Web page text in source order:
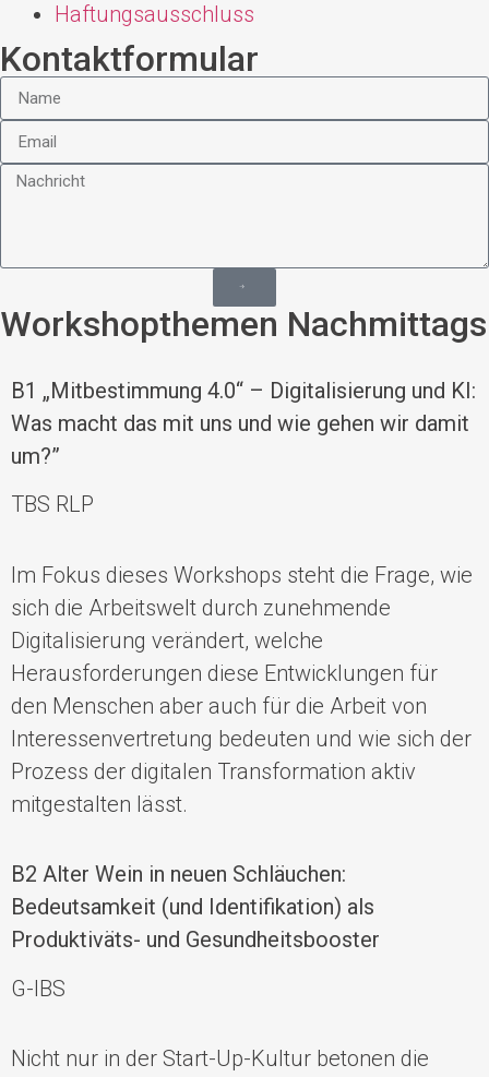
Haftungsausschluss
Kontaktformular
Workshopthemen Nachmittags
B1 „Mitbestimmung 4.0“ – Digitalisierung und KI:
Was macht das mit uns und wie gehen wir damit
um?”
TBS RLP
Im Fokus dieses Workshops steht die Frage, wie
sich die Arbeitswelt durch zunehmende
Digitalisierung verändert, welche
Herausforderungen diese Entwicklungen für
den Menschen aber auch für die Arbeit von
Interessenvertretung bedeuten und wie sich der
Prozess der digitalen Transformation aktiv
mitgestalten lässt.
B2 Alter Wein in neuen Schläuchen:
Bedeutsamkeit (und Identifikation) als
Produktiväts- und Gesundheitsbooster
G-IBS
Nicht nur in der Start-Up-Kultur betonen die